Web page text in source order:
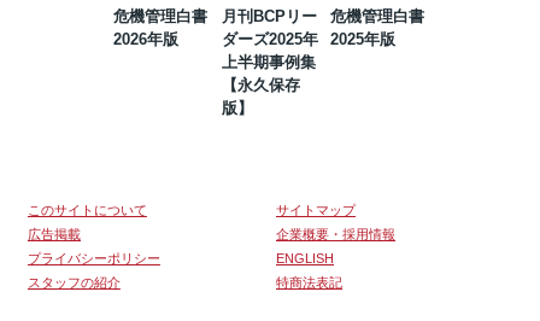
危機管理白書
2026年版
月刊BCPリー
ダーズ2025年
上半期事例集
【永久保存
版】
危機管理白書
2025年版
このサイトについて
サイトマップ
広告掲載
企業概要・採用情報
プライバシーポリシー
ENGLISH
スタッフの紹介
特商法表記